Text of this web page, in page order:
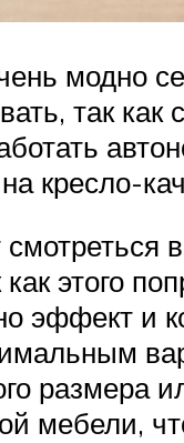
модно
так
кресло-
как этого
эффект и
размера
мебели,